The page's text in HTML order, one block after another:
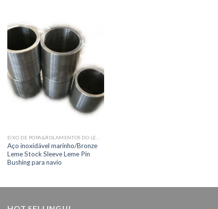
Aço inoxidável marinho/Bronze
Leme Stock Sleeve Leme Pin
Bushing para navio